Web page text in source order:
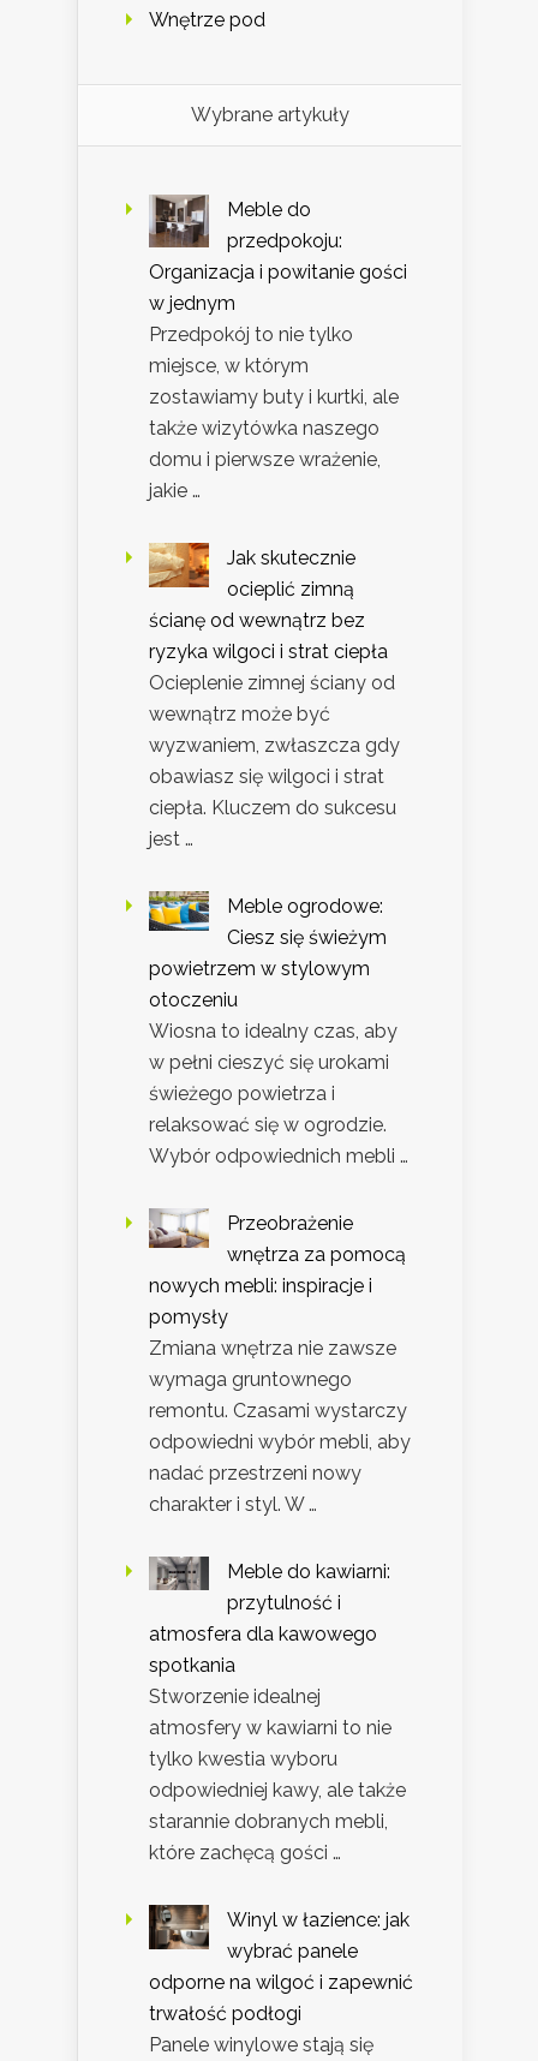
Wnętrze pod
Wybrane artykuły
Meble do
przedpokoju:
Organizacja i powitanie gości
w jednym
Przedpokój to nie tylko
miejsce, w którym
zostawiamy buty i kurtki, ale
także wizytówka naszego
domu i pierwsze wrażenie,
jakie …
Jak skutecznie
ocieplić zimną
ścianę od wewnątrz bez
ryzyka wilgoci i strat ciepła
Ocieplenie zimnej ściany od
wewnątrz może być
wyzwaniem, zwłaszcza gdy
obawiasz się wilgoci i strat
ciepła. Kluczem do sukcesu
jest …
Meble ogrodowe:
Ciesz się świeżym
powietrzem w stylowym
otoczeniu
Wiosna to idealny czas, aby
w pełni cieszyć się urokami
świeżego powietrza i
relaksować się w ogrodzie.
Wybór odpowiednich mebli …
Przeobrażenie
wnętrza za pomocą
nowych mebli: inspiracje i
pomysły
Zmiana wnętrza nie zawsze
wymaga gruntownego
remontu. Czasami wystarczy
odpowiedni wybór mebli, aby
nadać przestrzeni nowy
charakter i styl. W …
Meble do kawiarni:
przytulność i
atmosfera dla kawowego
spotkania
Stworzenie idealnej
atmosfery w kawiarni to nie
tylko kwestia wyboru
odpowiedniej kawy, ale także
starannie dobranych mebli,
które zachęcą gości …
Winyl w łazience: jak
wybrać panele
odporne na wilgoć i zapewnić
trwałość podłogi
Panele winylowe stają się